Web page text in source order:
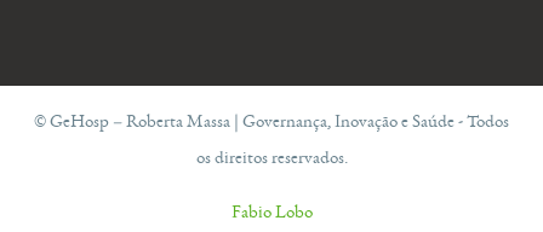
© GeHosp – Roberta Massa | Governança, Inovação e Saúde - Todos
os direitos reservados.
Fabio Lobo